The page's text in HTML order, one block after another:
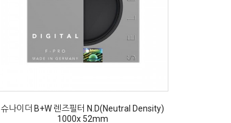
슈나이더 B+W 렌즈필터 N.D(Neutral Density)
1000x 52mm